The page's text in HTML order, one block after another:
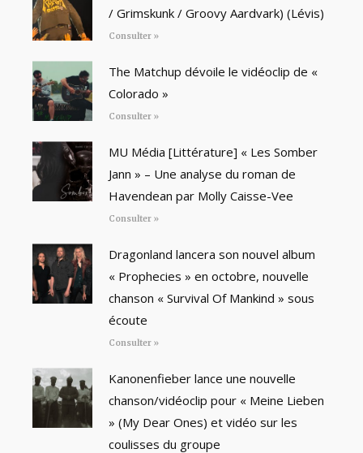
/ Grimskunk / Groovy Aardvark) (Lévis)
Consulter »
The Matchup dévoile le vidéoclip de «
Colorado »
Consulter »
MU Média [Littérature] « Les Somber
Jann » – Une analyse du roman de
Havendean par Molly Caisse-Vee
Consulter »
Dragonland lancera son nouvel album
« Prophecies » en octobre, nouvelle
chanson « Survival Of Mankind » sous
écoute
Consulter »
Kanonenfieber lance une nouvelle
chanson/vidéoclip pour « Meine Lieben
» (My Dear Ones) et vidéo sur les
coulisses du groupe